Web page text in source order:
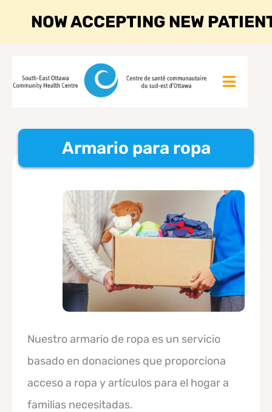
Armario para ropa
Nuestro armario de ropa es un servicio
basado en donaciones que proporciona
acceso a ropa y artículos para el hogar a
familias necesitadas.
NOW ACCEPTING NEW